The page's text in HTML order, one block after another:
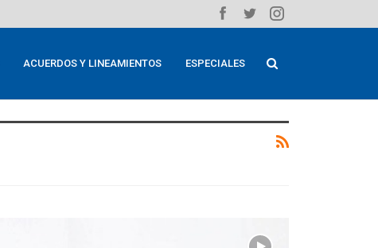
ACUERDOS Y LINEAMIENTOS ESPECIALES